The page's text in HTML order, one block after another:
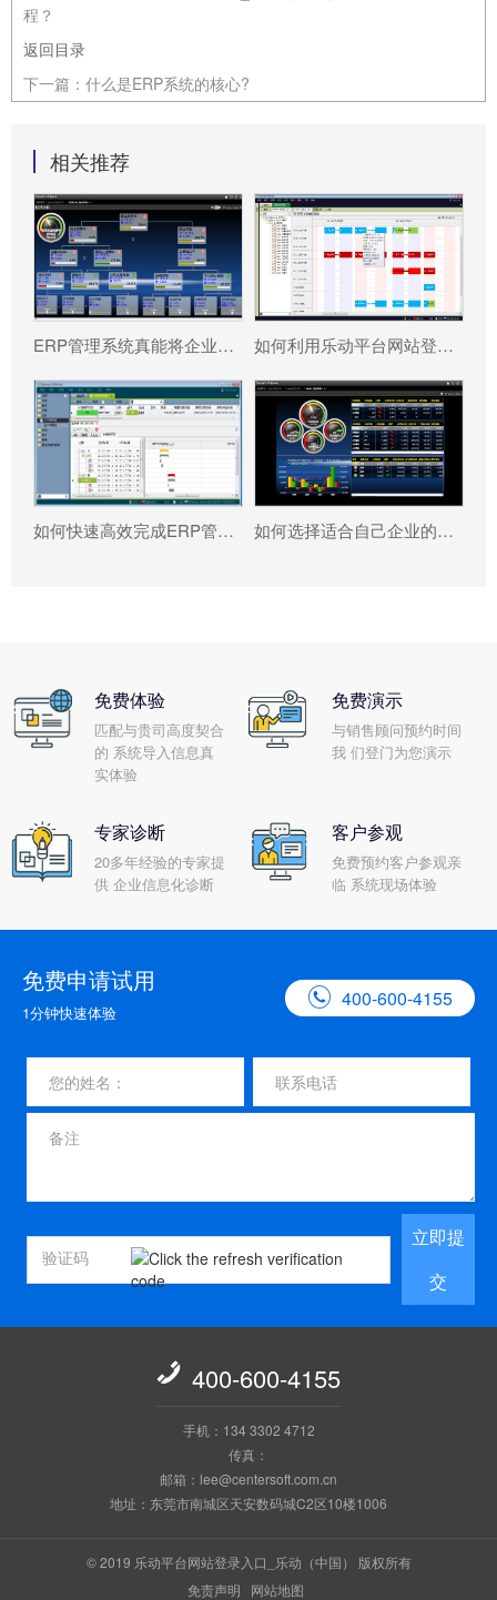
程？
返回目录
下一篇： 什么是ERP系统的核心?
相关推荐
ERP管理系统真能将企业数据转化为可执行决策吗? 如何利用乐动平台网站登录入口_乐动（中国） 系统更好提升企业运营效率?
如何快速高效完成ERP管理系统配置? 如何选择适合自己企业的乐动平台网站登录入口_乐动（中国） ?
免费体验
匹配与贵司高度契合
的 系统导入信息真
实体验
免费演示
与销售顾问预约时间
我 们登门为您演示
专家诊断
20多年经验的专家提
供 企业信息化诊断
客户参观
免费预约客户参观亲
临 系统现场体验
免费申请试用
1分钟快速体验
 400-600-4155
立即提
交
 400-600-4155
手机：134 3302 4712
传真：
邮箱：lee@centersoft.com.cn
地址：东莞市南城区天安数码城C2区10楼1006
© 2019 乐动平台网站登录入口_乐动（中国） 版权所有
免责声明
网站地图